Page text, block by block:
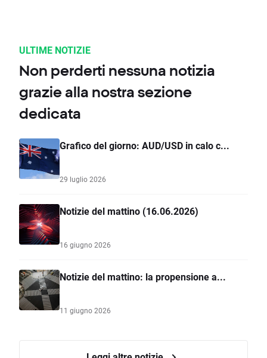
ULTIME NOTIZIE
Non perderti nessuna notizia
grazie alla nostra sezione
dedicata
Grafico del giorno: AUD/USD in calo c...
29 luglio 2026
Notizie del mattino (16.06.2026)
16 giugno 2026
Notizie del mattino: la propensione a...
11 giugno 2026